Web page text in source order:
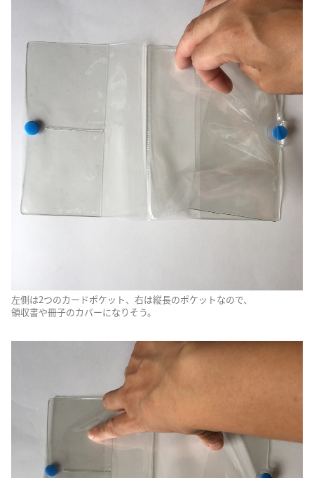
左側は2つのカードポケット、右は縦長のポケットなので、
領収書や冊子のカバーになりそう。